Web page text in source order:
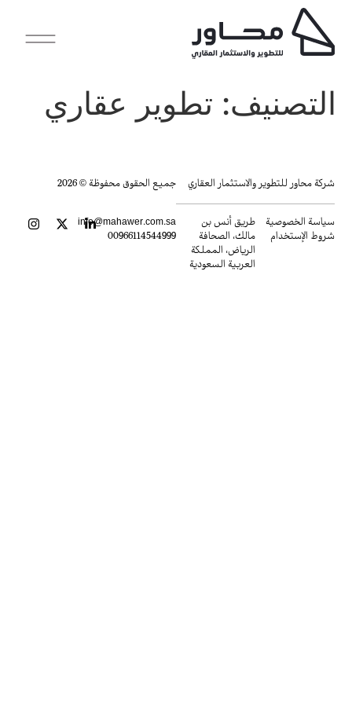
التصنيف: تطوير عقاري
شركة محاور للتطوير والاستثمار العقاري جميع الحقوق محفوظة © 2026
سياسة الخصوصية
شروط الإستخدام
طريق أنس بن
مالك، الصحافة
الرياض، المملكة
العربية السعودية
info@mahawer.com.sa
00966114544999